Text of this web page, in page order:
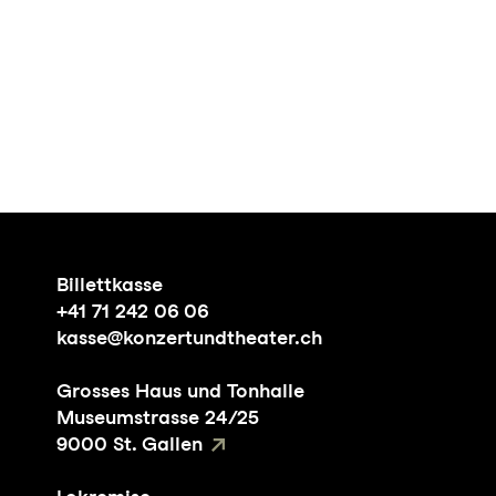
Billettkasse
+41 71 242 06 06
kasse@konzertundtheater.ch
Grosses Haus und Tonhalle
Museumstrasse 24/25
9000 St. Gallen